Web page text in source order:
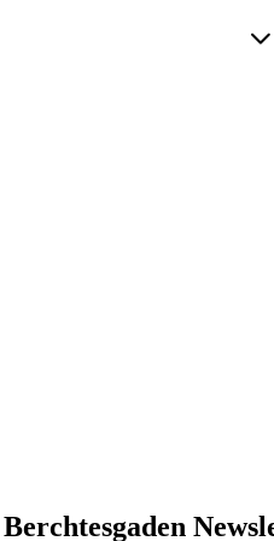
Berchtesgaden